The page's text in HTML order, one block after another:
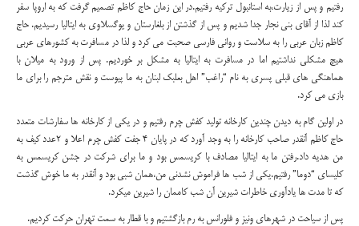
رفتیم و پس از زیارت،به استانبول ترکیه رفتیم.در این زمان حاج کاظم تصمیم گرفت که به اروپا سفر
کند لذا از آقای بنی نجار جدا شدیم و پس از گذشتن از بلغارستان و یوگسلاوی به ایتالیا رسیدیم. حاج
کاظم زبان عربی را به سلاست و روانی فارسی صحبت می کرد و لذا در مسافرت به کشورهای عربی
هیچ مشکلی نداشتیم اما در مسافرت به ایتالیا به مشکل بر خوردیم. پس از ورود به میلان با
هماهنگی های قبلی پسری به نام “راغب” اهل بعلبک لبنان به ما پیوست و نقش مترجم را برای ما
بازی می کرد.
در اولین گام به دیدن چندین کارخانه تولید کفش چرم رفتیم و در یکی از کارخانه ها سفارشات متعدد
حاج کاظم آنقدر صاحب کارخانه را به وجد آورد که در پایان 4 جفت کفش چرم اعلا و 2عدد کیف به
من هدیه داد.رفتن ما به ایتالیا مصادف با کریسمس بود و ما برای شرکت در جشن کریسمس به
کلیسای “دوما” رفتیم.یکی از شب ها فراموش نشدنی من،همان شبی بود و آنقدر به ما خوش گذشت
که تا مدت ها یادآوری خاطرات شیرین آن شب کاممان را شیرین میکرد.
پس از سیاحت در شهرهای ونیز و فلورانس به رم بازگشتیم و با قطار به سمت تهران حرکت کردیم.